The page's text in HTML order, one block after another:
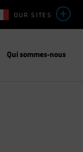
OUR SITES
Qui sommes-nous